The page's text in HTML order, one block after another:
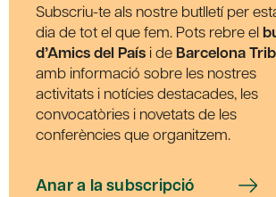
Subscriu-te als nostre butlletí per
dia de tot el que fem. Pots rebre el
d’Amics del País i de Barcelona
amb informació sobre les nostres
activitats i notícies destacades, les
convocatòries i novetats de les
conferències que organitzem.
Anar a la subscripció